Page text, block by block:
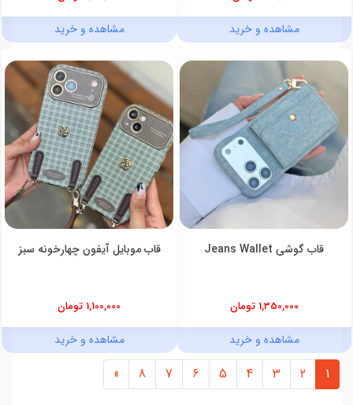
مشاهده و خرید مشاهده و خرید
قاب گوشی Jeans Wallet
1,350,000 تومان
مشاهده و خرید
قاب موبایل آیفون چهارخونه سبز
1,100,000 تومان
مشاهده و خرید
1
2
3
4
5
6
7
8
»